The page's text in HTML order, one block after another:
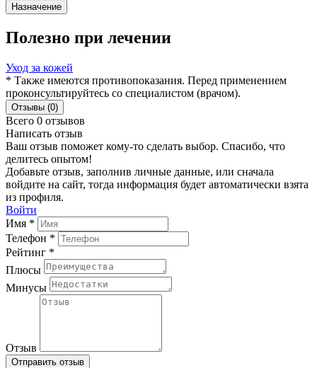
Назначение
Полезно при лечении
Уход за кожей
* Также имеются противопоказания. Перед применением
проконсультируйтесь со специалистом (врачом).
Отзывы (0)
Всего 0 отзывов
Написать отзыв
Ваш отзыв поможет кому-то сделать выбор. Спасибо, что
делитесь опытом!
Добавьте отзыв, заполнив личные данные, или сначала
войдите на сайт, тогда информация будет автоматически взята
из профиля.
Войти
Имя *
Телефон *
Рейтинг *
Плюсы
Минусы
Отзыв
Отправить отзыв